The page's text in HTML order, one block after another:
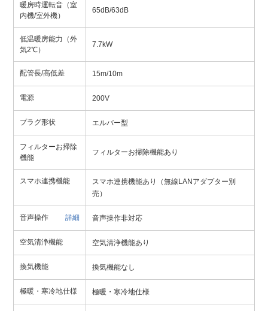
暖房時運転音（室
内機/室外機）
65dB/63dB
低温暖房能力（外
気2℃）
7.7kW
配管長/高低差 15m/10m
電源 200V
プラグ形状 エルバー型
フィルターお掃除
機能
フィルターお掃除機能あり
スマホ連携機能
スマホ連携機能あり（無線LANアダプター別
売）
音声操作 詳細 音声操作非対応
空気清浄機能 空気清浄機能あり
換気機能 換気機能なし
極暖・寒冷地仕様 極暖・寒冷地仕様